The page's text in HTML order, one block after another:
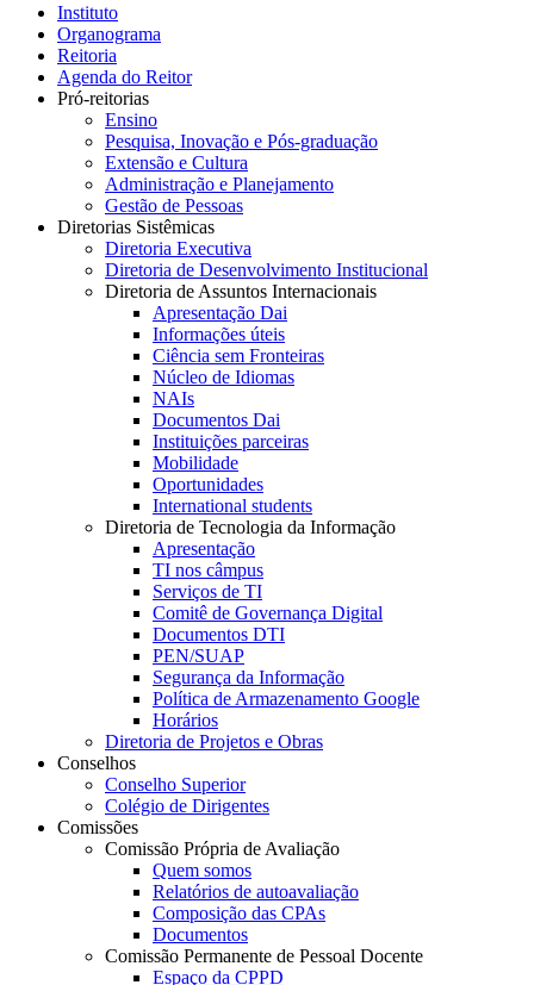
Instituto
Organograma
Reitoria
Agenda do Reitor
Pró-reitorias
Ensino
Pesquisa, Inovação e Pós-graduação
Extensão e Cultura
Administração e Planejamento
Gestão de Pessoas
Diretorias Sistêmicas
Diretoria Executiva
Diretoria de Desenvolvimento Institucional
Diretoria de Assuntos Internacionais
Apresentação Dai
Informações úteis
Ciência sem Fronteiras
Núcleo de Idiomas
NAIs
Documentos Dai
Instituições parceiras
Mobilidade
Oportunidades
International students
Diretoria de Tecnologia da Informação
Apresentação
TI nos câmpus
Serviços de TI
Comitê de Governança Digital
Documentos DTI
PEN/SUAP
Segurança da Informação
Política de Armazenamento Google
Horários
Diretoria de Projetos e Obras
Conselhos
Conselho Superior
Colégio de Dirigentes
Comissões
Comissão Própria de Avaliação
Quem somos
Relatórios de autoavaliação
Composição das CPAs
Documentos
Comissão Permanente de Pessoal Docente
Espaço da CPPD